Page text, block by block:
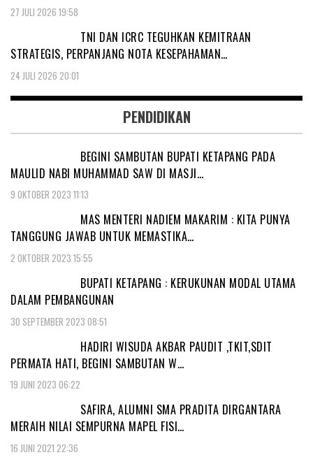
27 JULI 2026 19:58
TNI DAN ICRC TEGUHKAN KEMITRAAN
STRATEGIS, PERPANJANG NOTA KESEPAHAMAN…
24 JULI 2026 20:01
PENDIDIKAN
BEGINI SAMBUTAN BUPATI KETAPANG PADA
MAULID NABI MUHAMMAD SAW DI MASJI…
9 OKTOBER 2023 11:13
MAS MENTERI NADIEM MAKARIM : KITA PUNYA
TANGGUNG JAWAB UNTUK MEMASTIKA…
2 OKTOBER 2023 15:55
BUPATI KETAPANG : KERUKUNAN MODAL UTAMA
DALAM PEMBANGUNAN
30 SEPTEMBER 2023 08:51
HADIRI WISUDA AKBAR PAUDIT ,TKIT,SDIT
PERMATA HATI, BEGINI SAMBUTAN W…
19 JUNI 2023 06:22
SAFIRA, ALUMNI SMA PRADITA DIRGANTARA
MERAIH NILAI SEMPURNA MAPEL FISI…
16 JUNI 2021 22:36